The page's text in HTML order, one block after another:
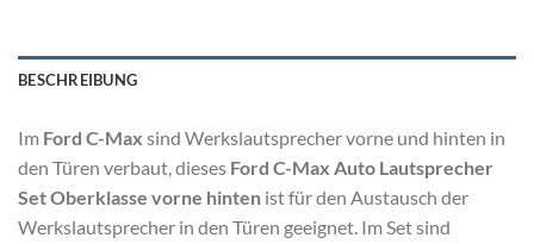
BESCHREIBUNG
Im Ford C-Max sind Werkslautsprecher vorne und hinten in
den Türen verbaut, dieses Ford C-Max Auto Lautsprecher
Set Oberklasse vorne hinten ist für den Austausch der
Werkslautsprecher in den Türen geeignet. Im Set sind